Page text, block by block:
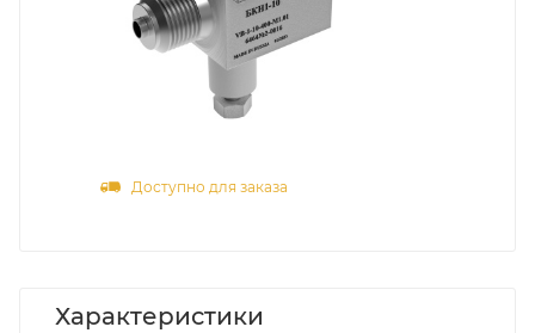
Доступно для заказа
Характеристики